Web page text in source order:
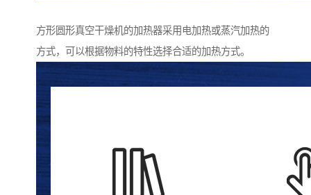
方形圆形真空干燥机的加热器采用电加热或蒸汽加热的
方式，可以根据物料的特性选择合适的加热方式。